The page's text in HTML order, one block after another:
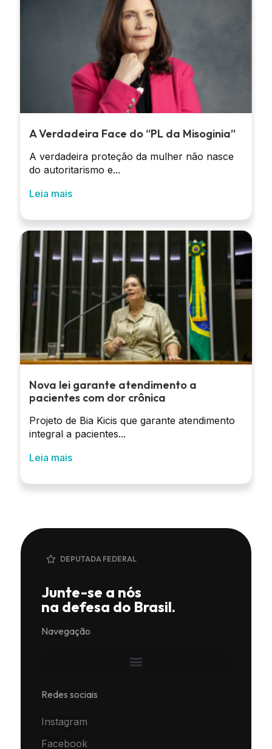
A Verdadeira Face do “PL da Misoginia”
A verdadeira proteção da mulher não nasce
do autoritarismo e...
Leia mais
Nova lei garante atendimento a
pacientes com dor crônica
Projeto de Bia Kicis que garante atendimento
integral a pacientes...
Leia mais
DEPUTADA FEDERAL
Junte-se a nós
na defesa do Brasil.
Navegação
Redes sociais
Instagram
Facebook